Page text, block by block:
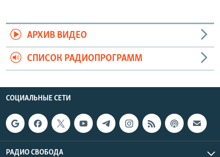
АРХИВ ВИДЕО
СПИСОК РАДИОПРОГРАММ
СОЦИАЛЬНЫЕ СЕТИ
РАДИО СВОБОДА